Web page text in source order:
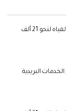
تأهيل محطة مياه مراط بدير الزور لإعادة ضخ المياه لنحو 21 ألف
البريدية